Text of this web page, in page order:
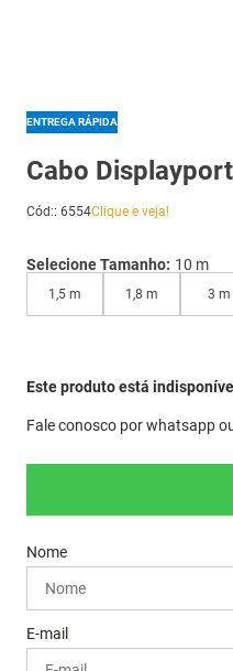
ENTREGA RÁPIDA
Cabo
Cód:: 6554Clique e veja!
Selecione Tamanho: 10 m
1,5 m 1,8 m 3 m
Este produto está
Fale conosco por whatsapp